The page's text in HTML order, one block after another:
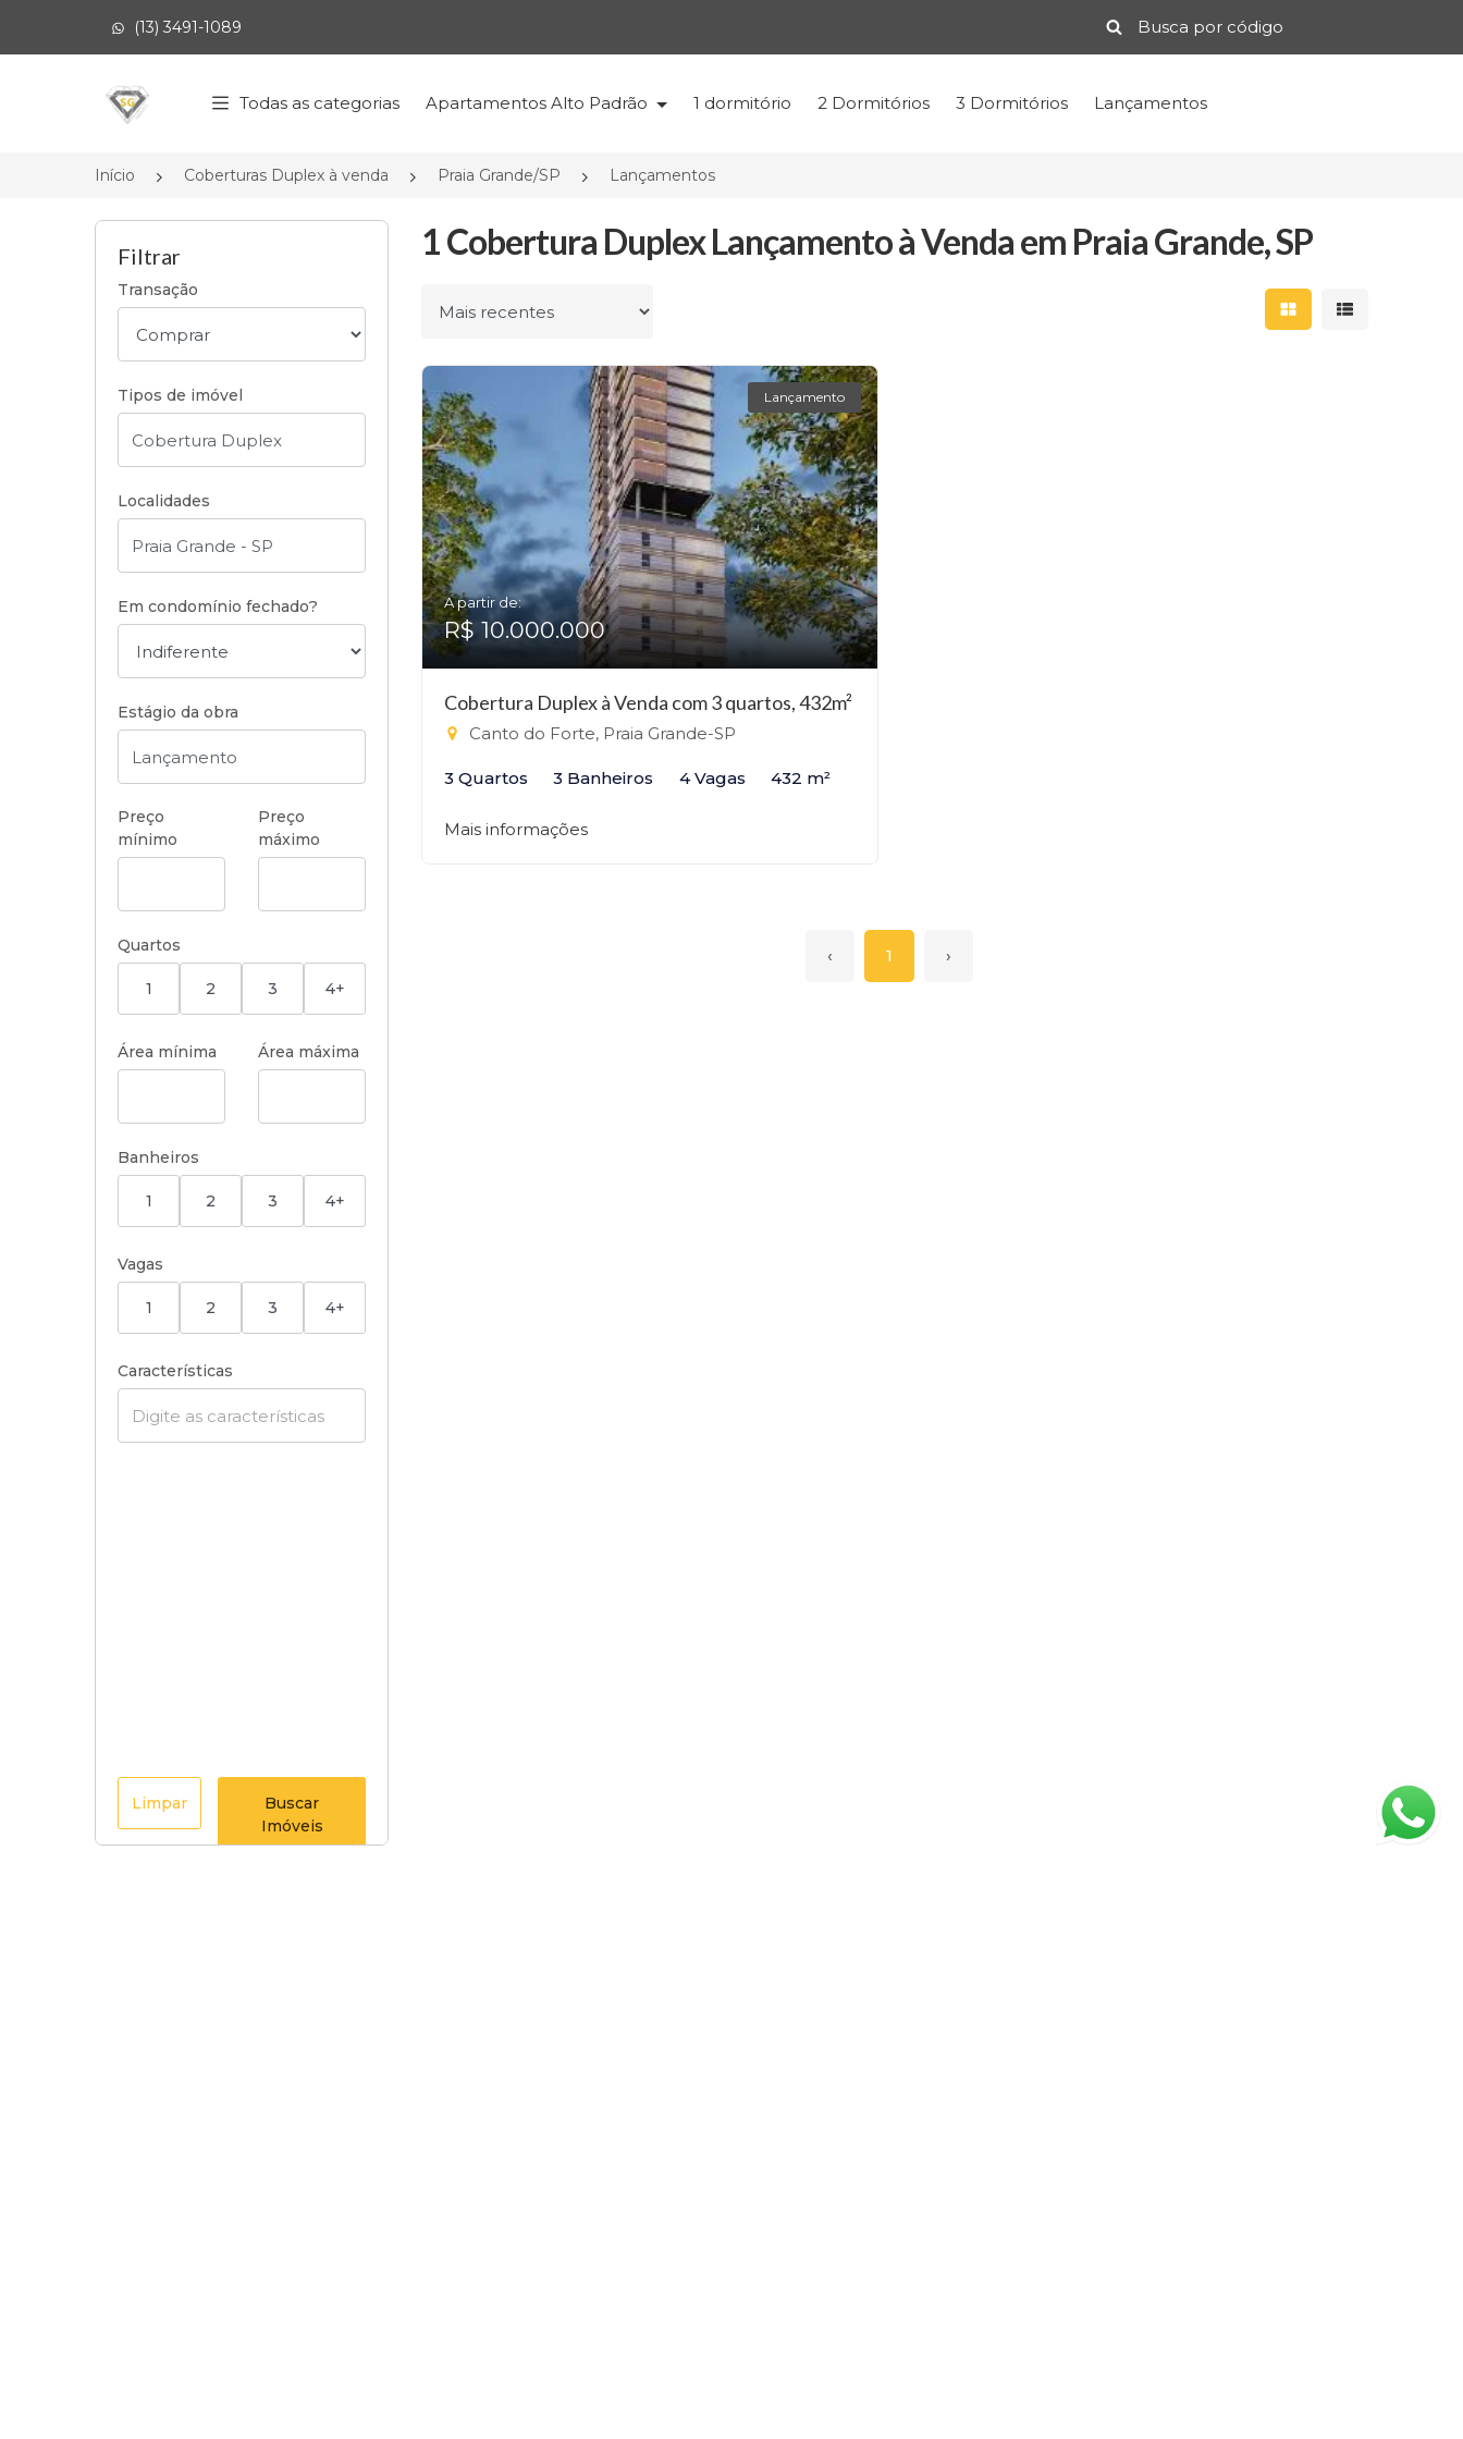
(13) 3491-1089
Página inicial
Todas as categorias Apartamentos Alto Padrão 1 dormitório 2 Dormitórios 3 Dormitórios Lançamentos
Início Coberturas Duplex à venda Praia Grande/SP Lançamentos
Filtrar
Transação
Tipos de imóvel
Localidades
Em condomínio fechado?
Estágio da obra
Preço
mínimo
Preço
máximo
Quartos
1 2 3 4+
Área mínima Área máxima
Banheiros
1 2 3 4+
Vagas
1 2 3 4+
Características
Limpar
Buscar
Imóveis
1 Cobertura Duplex Lançamento à Venda em Praia Grande, SP
Ordenar por Mostrar resultados
Mostrar
Lançamento
A partir de:
R$ 10.000.000
Cobertura Duplex à Venda com 3 quartos, 432m²
Canto do Forte, Praia Grande-SP
3 Quartos 3 Banheiros 4 Vagas 432 m²
Mais informações
‹ 1 ›